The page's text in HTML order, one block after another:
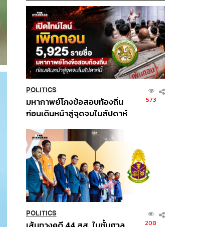
POLITICS
มหากาพย์โกงข้อสอบท้องถิ่น
ก่อนเดินหน้าสู่จุดจบในสัปดาห์
573
POLITICS
208